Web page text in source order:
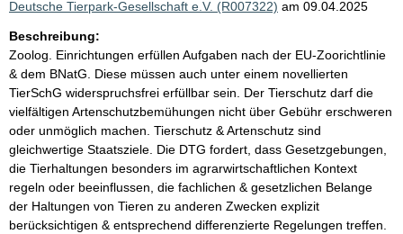
Deutsche Tierpark-Gesellschaft e.V. (R007322) am 09.04.2025
Beschreibung:
Zoolog. Einrichtungen erfüllen Aufgaben nach der EU-Zoorichtlinie
& dem BNatG. Diese müssen auch unter einem novellierten
TierSchG widerspruchsfrei erfüllbar sein. Der Tierschutz darf die
vielfältigen Artenschutzbemühungen nicht über Gebühr erschweren
oder unmöglich machen. Tierschutz & Artenschutz sind
gleichwertige Staatsziele. Die DTG fordert, dass Gesetzgebungen,
die Tierhaltungen besonders im agrarwirtschaftlichen Kontext
regeln oder beeinflussen, die fachlichen & gesetzlichen Belange
der Haltungen von Tieren zu anderen Zwecken explizit
berücksichtigen & entsprechend differenzierte Regelungen treffen.